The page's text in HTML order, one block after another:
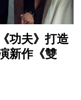
功夫》打造
新作《雙